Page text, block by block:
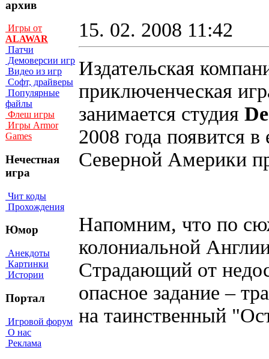
архив
Игры от
ALAWAR
Патчи
Демоверсии игр
Видео из игр
Софт, драйверы
Популярные
файлы
Флеш игры
Игры Armor
Games
Нечестная
игра
Чит коды
Прохождения
Юмор
Анекдоты
Картинки
Истории
Портал
Игровой форум
О нас
Реклама
15. 02. 2008 11:42
Издательская
приключенческая
занимается студия
2008 года появится
Северной Америки
Напомним, что по
колониальной
Страдающий от
опасное задание –
на таинственный